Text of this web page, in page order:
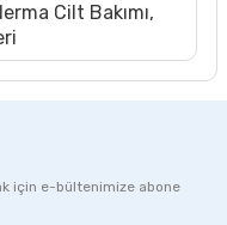
Cilt Bakımı,
için e-bültenimize abone